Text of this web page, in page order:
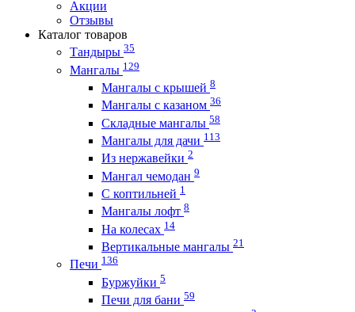
Акции
Отзывы
Каталог товаров
Тандыры 35
Мангалы 129
Мангалы с крышей 8
Мангалы с казаном 36
Складные мангалы 58
Мангалы для дачи 113
Из нержавейки 2
Мангал чемодан 9
С коптильней 1
Мангалы лофт 8
На колесах 14
Вертикальные мангалы 21
Печи 136
Буржуйки 5
Печи для бани 59